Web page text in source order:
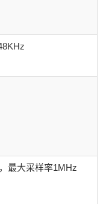
最大采样率1MHz